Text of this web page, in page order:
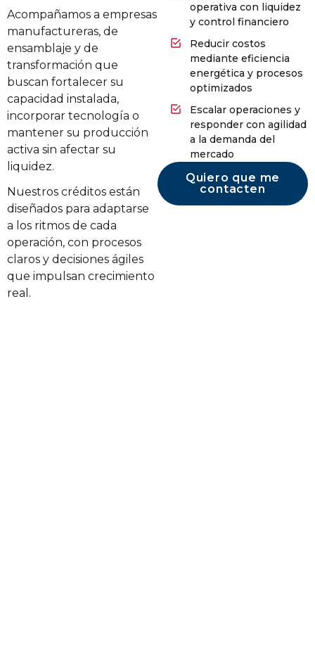
Acompañamos a empresas
manufactureras, de
ensamblaje y de
transformación que
buscan fortalecer su
capacidad instalada,
incorporar tecnología o
mantener su producción
activa sin afectar su
liquidez.
Nuestros créditos están
diseñados para adaptarse
a los ritmos de cada
operación, con procesos
claros y decisiones ágiles
que impulsan crecimiento
real.
operativa con liquidez
y control financiero
Reducir costos
mediante eficiencia
energética y procesos
optimizados
Escalar operaciones y
responder con agilidad
a la demanda del
mercado
Quiero que me
contacten